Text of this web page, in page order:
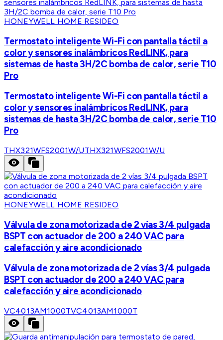
HONEYWELL HOME RESIDEO
Termostato inteligente Wi-Fi con pantalla táctil a
color y sensores inalámbricos RedLINK, para
sistemas de hasta 3H/2C bomba de calor, serie T10
Pro
Termostato inteligente Wi-Fi con pantalla táctil a
color y sensores inalámbricos RedLINK, para
sistemas de hasta 3H/2C bomba de calor, serie T10
Pro
THX321WFS2001W/UTHX321WFS2001W/U
HONEYWELL HOME RESIDEO
Válvula de zona motorizada de 2 vías 3/4 pulgada
BSPT con actuador de 200 a 240 VAC para
calefacción y aire acondicionado
Válvula de zona motorizada de 2 vías 3/4 pulgada
BSPT con actuador de 200 a 240 VAC para
calefacción y aire acondicionado
VC4013AM1000TVC4013AM1000T